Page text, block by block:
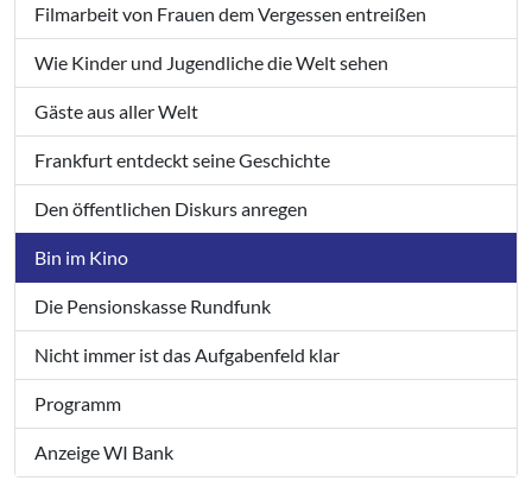
Filmarbeit von Frauen dem Vergessen entreißen
Wie Kinder und Jugendliche die Welt sehen
Gäste aus aller Welt
Frankfurt entdeckt seine Geschichte
Den öffentlichen Diskurs anregen
Bin im Kino
Die Pensionskasse Rundfunk
Nicht immer ist das Aufgabenfeld klar
Programm
Anzeige WI Bank